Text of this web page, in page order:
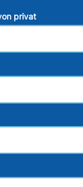
privat